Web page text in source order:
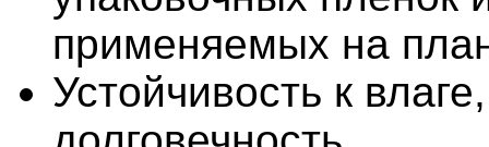
применяемых на
Устойчивость к